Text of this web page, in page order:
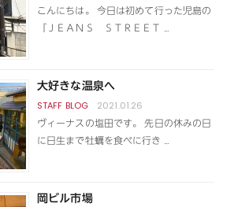
こんにちは。 今日は初めて行った児島の
『ＪＥＡＮＳ ＳＴＲＥＥＴ …
大好きな温泉へ
2021.01.26
ヴィーナスの塩田です。 先日の休みの日
に日生まで牡蠣を食べに行き …
岡ビル市場